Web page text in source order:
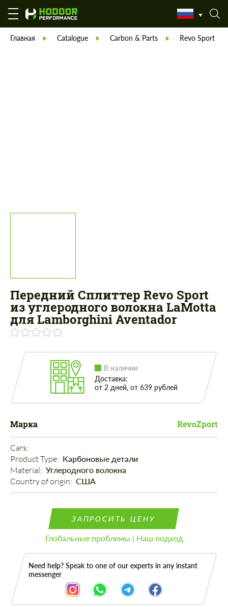
Главная Catalogue Carbon & Parts Revo Sport
Передний Сплиттер Revo Sport
из углеродного волокна LaMotta
для Lamborghini Aventador
В наличии
Доставка:
от 2 дней, от 639 рублей
Марка RevoZport
Cars:
Product Type: Карбоновые детали
Material: Углеродного волокна
Country of origin: США
ЗАПРОСИТЬ ЦЕНУ
Глобальные проблемы | Наш подход
Need help? Speak to one of our experts in any instant
messenger